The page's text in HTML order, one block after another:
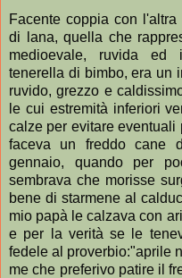
Facente coppia con
di lana, quella che
medioevale, ruvida ed
tenerella di bimbo, era un
ruvido, grezzo e
le cui estremità inferiori
calze per evitare
faceva un freddo cane
gennaio, quando per
sembrava che morisse
bene di starmene al
mio papà le calzava con
e per la verità se le
fedele al proverbio:"aprile
me che preferivo patire il